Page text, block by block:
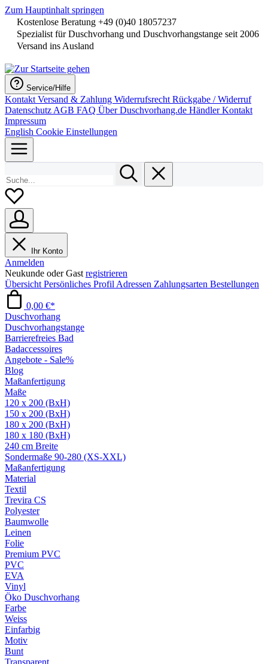
Zum Hauptinhalt springen
Kostenlose Beratung +49 (0)40 18057237
Spezialist für Duschvorhang und Duschvorhangstange seit 2006
Versand ins Ausland
Service/Hilfe
Kontakt Versand & Zahlung Widerrufsrecht Rückgabe / Widerruf
Datenschutz AGB FAQ Über Duschvorhang.de Händler Kontakt
Impressum
English Cookie Einstellungen
Ihr Konto
Anmelden
Neukunde oder Gast registrieren
Übersicht Persönliches Profil Adressen Zahlungsarten Bestellungen
0,00 €*
Duschvorhang
Duschvorhangstange
Barrierefreies Bad
Badaccessoires
Angebote - Sale%
Blog
Maßanfertigung
Maße
120 x 200 (BxH)
150 x 200 (BxH)
180 x 200 (BxH)
180 x 180 (BxH)
240 cm Breite
Sondermaße 90-280 (XS-XXL)
Maßanfertigung
Material
Textil
Trevira CS
Polyester
Baumwolle
Leinen
Folie
Premium PVC
PVC
EVA
Vinyl
Öko Duschvorhang
Farbe
Weiss
Einfarbig
Motiv
Bunt
Transparent